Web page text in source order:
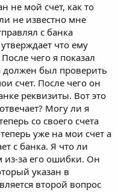
не мой счет, как то
не известно мне
с банка
что ему
чего я показал
должен был проверить
счет. После чего он
реквизиты. Вот это
Могу ли я
со своего счета
уже на мои счет а
с банка. Я что ли
из-за его ошибки. Он
указан в
второй вопрос